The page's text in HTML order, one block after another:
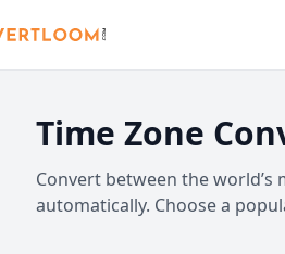
Time Zone
Convert between the world’s
automatically. Choose a